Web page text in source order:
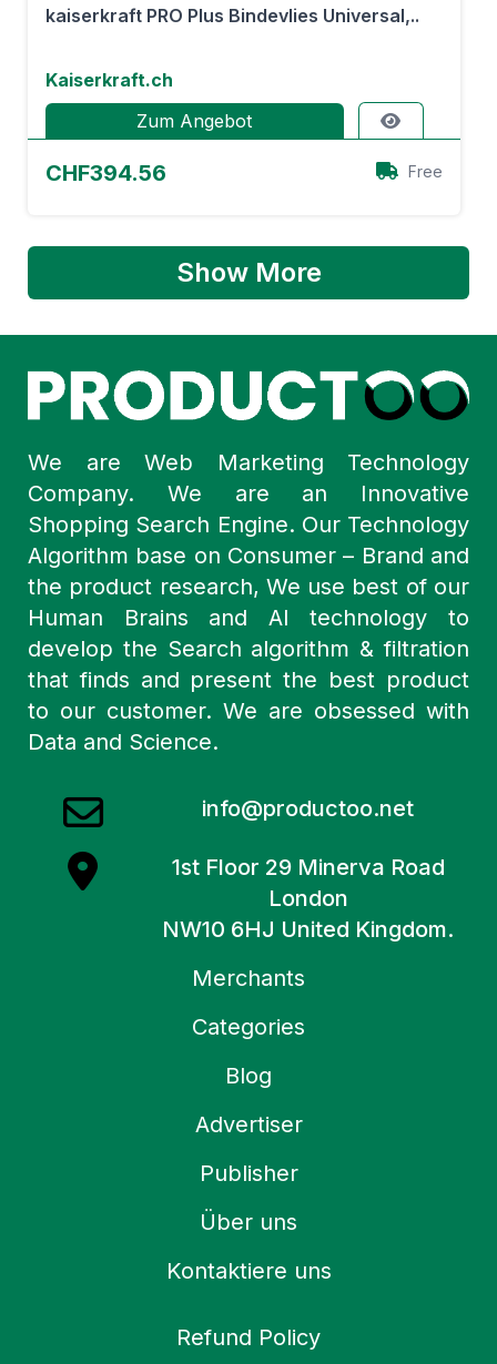
kaiserkraft PRO Plus Bindevlies Universal,..
Kaiserkraft.ch
Zum Angebot
CHF394.56 Free
Show More
We are Web Marketing Technology
Company. We are an Innovative
Shopping Search Engine. Our Technology
Algorithm base on Consumer – Brand and
the product research, We use best of our
Human Brains and AI technology to
develop the Search algorithm & filtration
that finds and present the best product
to our customer. We are obsessed with
Data and Science.
info@productoo.net
1st Floor 29 Minerva Road
London
NW10 6HJ United Kingdom.
Merchants
Categories
Blog
Advertiser
Publisher
Über uns
Kontaktiere uns
Refund Policy